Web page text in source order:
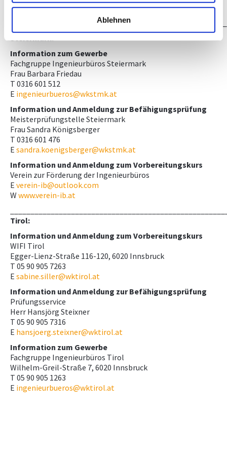
Ablehnen
Eingenieurbüros@wks.at
Steiermark:
Information zum Gewerbe
Fachgruppe Ingenieurbüros Steiermark
Frau Barbara Friedau
T 0316 601 512
E ingenieurbueros@wkstmk.at
Information und Anmeldung zur Befähigungsprüfung
Meisterprüfungstelle Steiermark
Frau Sandra Königsberger
T 0316 601 476
E sandra.koenigsberger@wkstmk.at
Information und Anmeldung zum Vorbereitungskurs
Verein zur Förderung der Ingenieurbüros
E verein-ib@outlook.com
W www.verein-ib.at
Tirol:
Information und Anmeldung zum Vorbereitungskurs
WIFI Tirol
Egger-Lienz-Straße 116-120, 6020 Innsbruck
T 05 90 905 7263
E sabine.siller@wktirol.at
Information und Anmeldung zur Befähigungsprüfung
Prüfungsservice
Herr Hansjörg Steixner
T 05 90 905 7316
E hansjoerg.steixner@wktirol.at
Information zum Gewerbe
Fachgruppe Ingenieurbüros Tirol
Wilhelm-Greil-Straße 7, 6020 Innsbruck
T 05 90 905 1263
E ingenieurbueros@wktirol.at